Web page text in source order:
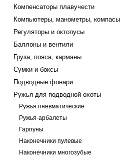
Компенсаторы плавучести
Компьютеры, манометры, компасы
Регуляторы и октопусы
Баллоны и вентили
Груза, пояса, карманы
Сумки и боксы
Подводные фонари
Ружья для подводной охоты
Ружья пневматические
Ружья-арбалеты
Гарпуны
Наконечники пулевые
Наконечники многозубые